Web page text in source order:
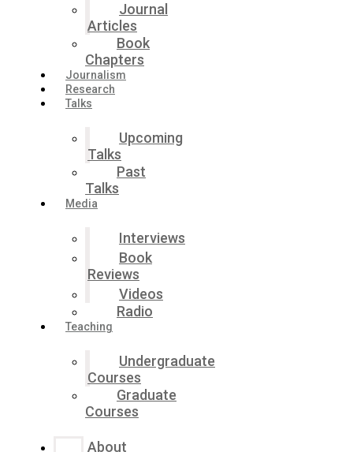
Journal
Articles
Book
Chapters
Journalism
Research
Talks
Upcoming
Talks
Past
Talks
Media
Interviews
Book
Reviews
Videos
Radio
Teaching
Undergraduate
Courses
Graduate
Courses
About